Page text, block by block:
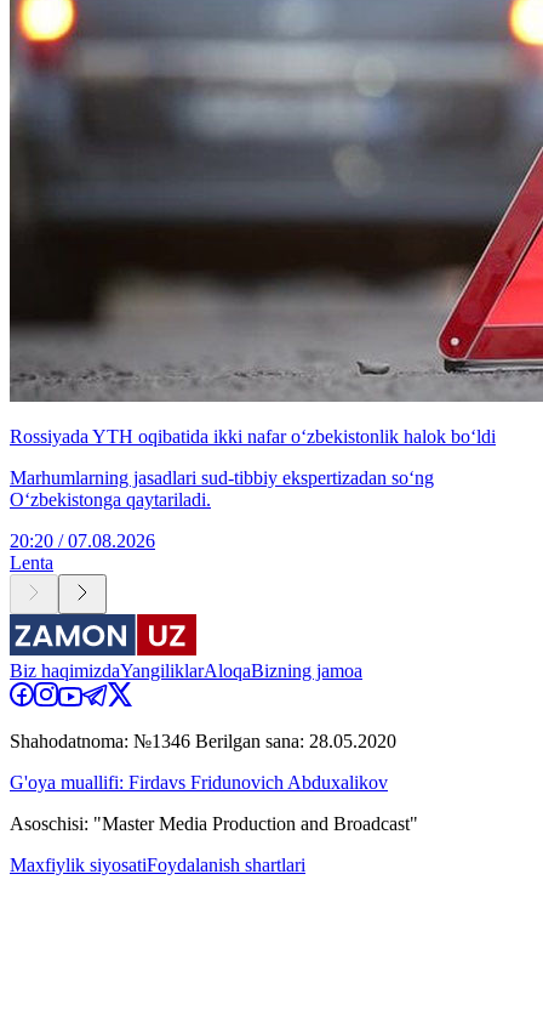
Rossiyada YTH oqibatida ikki nafar o‘zbekistonlik halok bo‘ldi
Marhumlarning jasadlari sud-tibbiy ekspertizadan so‘ng
O‘zbekistonga qaytariladi.
20:20 / 07.08.2026
Lenta
Biz haqimizdaYangiliklarAloqaBizning jamoa
Shahodatnoma: №1346 Berilgan sana: 28.05.2020
G'oya muallifi: Firdavs Fridunovich Abduxalikov
Asoschisi: "Master Media Production and Broadcast"
Maxfiylik siyosatiFoydalanish shartlari